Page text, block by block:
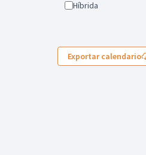
Híbrida
Exportar calendario